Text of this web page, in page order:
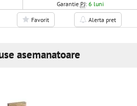
Garantie PJ: 6 luni
Favorit Alerta pret
asemanatoare